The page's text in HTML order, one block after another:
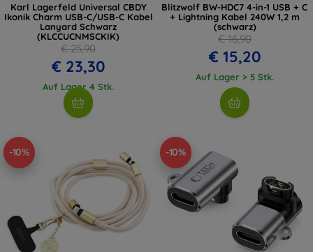
Karl Lagerfeld Universal CBDY
Ikonik Charm USB-C/USB-C Kabel
Lanyard Schwarz
(KLCCUCNMSCKIK)
€ 25,90
€ 23,30
Auf Lager 4 Stk.
Blitzwolf BW-HDC7 4-in-1 USB + C
+ Lightning Kabel 240W 1,2 m
(schwarz)
€ 16,90
€ 15,20
Auf Lager > 5 Stk.
-10% -10%